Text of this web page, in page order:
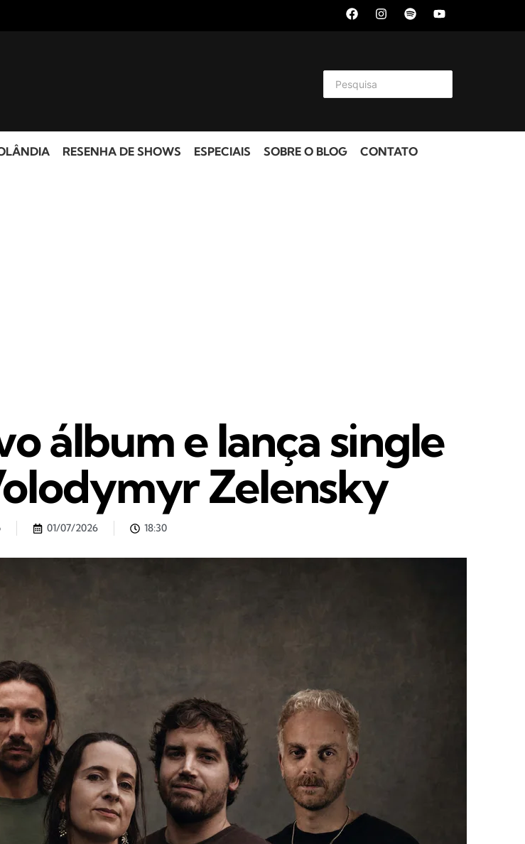
RESENHA DE SHOWS ESPECIAIS SOBRE O BLOG CONTATO
álbum e lança single
Zelensky
01/07/2026 18:30